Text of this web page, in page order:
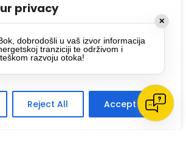
privacy
enhance your browsing experience,
ads or content, and analyze our
"Accept All", you consent to our use
Reject All Accept All
dajete suglasnost za
Pokreta Otoka te se
privatnosti.
MREŽE
✕
dobrodošli u vaš izvor informacija
tranziciji te održivom i
razvoju otoka!